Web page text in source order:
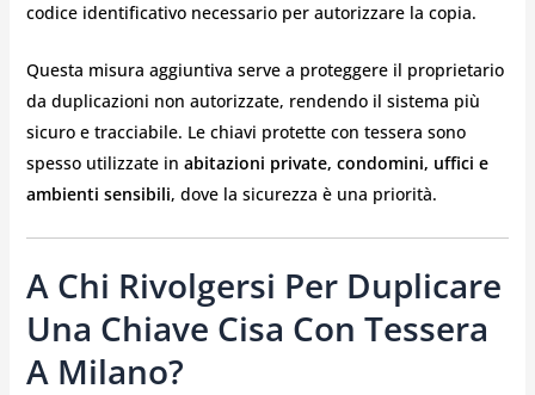
codice identificativo necessario per autorizzare la copia.
Questa misura aggiuntiva serve a proteggere il proprietario
da duplicazioni non autorizzate, rendendo il sistema più
sicuro e tracciabile. Le chiavi protette con tessera sono
spesso utilizzate in abitazioni private, condomini, uffici e
ambienti sensibili, dove la sicurezza è una priorità.
A Chi Rivolgersi Per Duplicare
Una Chiave Cisa Con Tessera
A Milano?